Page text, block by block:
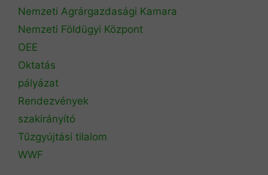
Nemzeti Agrárgazdasági Kamara
Nemzeti Földügyi Központ
OEE
Oktatás
pályázat
Rendezvények
szakirányító
Tűzgyújtási tilalom
WWF